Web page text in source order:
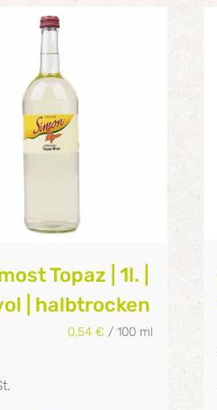
Topaz | 1l. |
| halbtrocken
0,54 € / 100 ml